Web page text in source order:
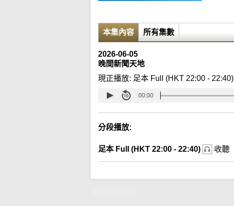
本集內容 所有集數
2026-06-05
晚間新聞天地
現正播放: 足本 Full (HKT 22:00 - 22:40)
00:00
分段播放:
足本 Full (HKT 22:00 - 22:40) 收聽